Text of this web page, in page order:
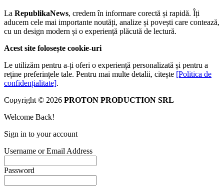
La RepublikaNews, credem în informare corectă și rapidă. Îți
aducem cele mai importante noutăți, analize și povești care contează,
cu un design modern și o experiență plăcută de lectură.
Acest site folosește cookie-uri
Le utilizăm pentru a-ți oferi o experiență personalizată și pentru a
reține preferințele tale. Pentru mai multe detalii, citește [Politica de
confidențialitate].
Copyright © 2026 PROTON PRODUCTION SRL
Welcome Back!
Sign in to your account
Username or Email Address
Password